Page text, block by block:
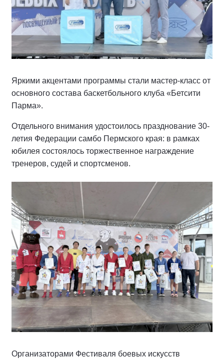
Яркими акцентами программы стали мастер-класс от
основного состава баскетбольного клуба «Бетсити
Парма».
Отдельного внимания удостоилось празднование 30-
летия Федерации самбо Пермского края: в рамках
юбилея состоялось торжественное награждение
тренеров, судей и спортсменов.
Организаторами Фестиваля боевых искусств